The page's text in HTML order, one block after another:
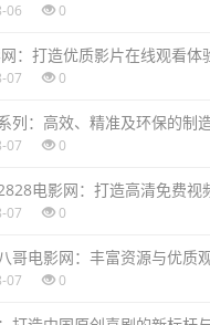
06 0
：打造优质影片在线观看体
07 0
列：高效、精准及环保的制
07 0
电影网：打造高清免费视
07 0
哥电影网：丰富资源与优质
07 0